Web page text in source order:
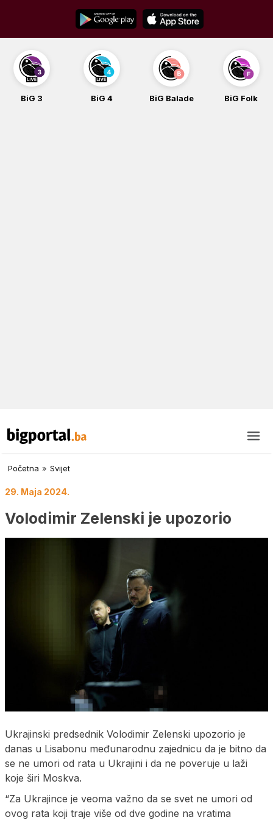
content
BiG 3 BiG 4 BiG Balade BiG Folk
Početna » Svijet
29. Maja 2024.
Volodimir Zelenski je upozorio
Ukrajinski predsednik Volodimir Zelenski upozorio je
danas u Lisabonu međunarodnu zajednicu da je bitno da
se ne umori od rata u Ukrajini i da ne poveruje u laži
koje širi Moskva.
“Za Ukrajince je veoma važno da se svet ne umori od
ovog rata koji traje više od dve godine na vratima